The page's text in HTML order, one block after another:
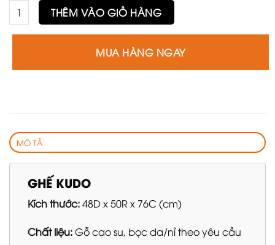
Ghế Kudo số lượngTHÊM VÀO GIỎ HÀNG
MUA HÀNG NGAY
MÔ TẢ
GHẾ KUDO
Kích thước:48D x 50R x 76C (cm)
Chất liệu:Gỗ cao su, bọc da/nỉ theo yêu cầu